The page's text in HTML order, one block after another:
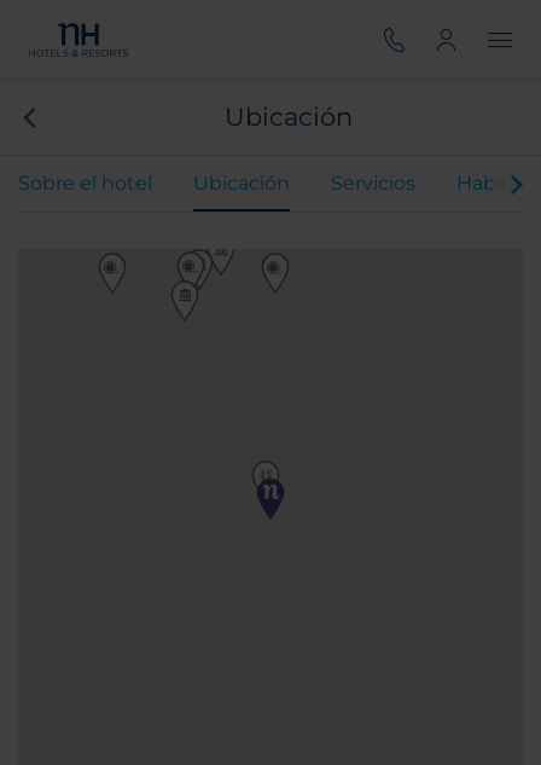
Ubicación
Sobre el hotel Ubicación Servicios